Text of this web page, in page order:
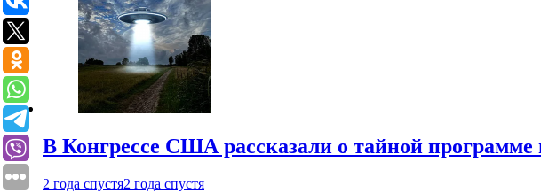
В Конгрессе США рассказали о тайной
2 года спустя2 года спустя